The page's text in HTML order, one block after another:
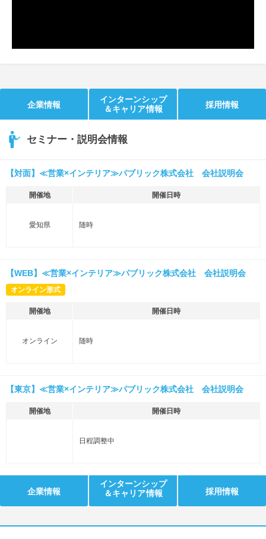
企業情報
インターンシップ
＆キャリア情報
採用情報
セミナー・説明会情報
【対面】≪営業×インテリア≫パブリック株式会社 会社説明会
開催地 開催日時
愛知県 随時
【WEB】≪営業×インテリア≫パブリック株式会社 会社説明会
オンライン形式
開催地 開催日時
オンライン 随時
【東京】≪営業×インテリア≫パブリック株式会社 会社説明会
開催地 開催日時
日程調整中
企業情報
インターンシップ
＆キャリア情報
採用情報